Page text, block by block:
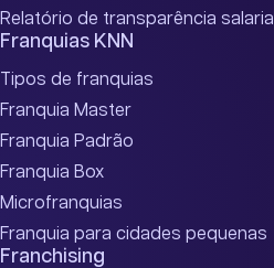
Relatório de transparência salarial
Franquias KNN
Tipos de franquias
Franquia Master
Franquia Padrão
Franquia Box
Microfranquias
Franquia para cidades pequenas
Franchising